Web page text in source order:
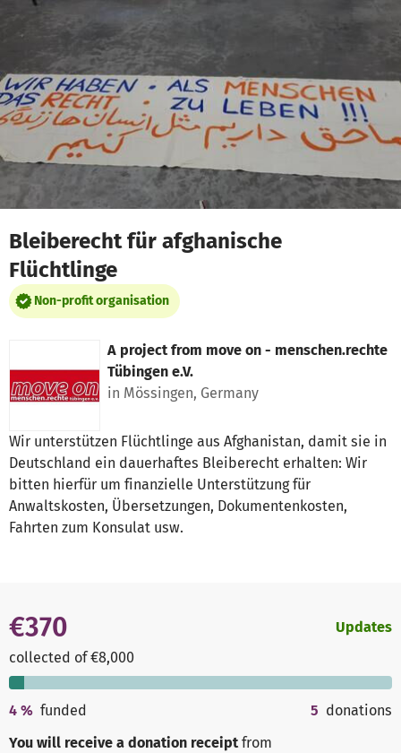
Skip to main content
Show accessibility statement
Bleiberecht für afghanische
Flüchtlinge
Non-profit organisation
A project from move on - menschen.rechte
Tübingen e.V.
in Mössingen, Germany
Wir unterstützen Flüchtlinge aus Afghanistan, damit sie in
Deutschland ein dauerhaftes Bleiberecht erhalten: Wir
bitten hierfür um finanzielle Unterstützung für
Anwaltskosten, Übersetzungen, Dokumentenkosten,
Fahrten zum Konsulat usw.
€370
collected of €8,000
Updates
4 % funded 5 donations
You will receive a donation receipt from